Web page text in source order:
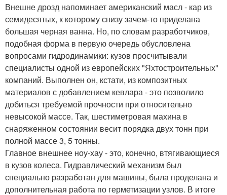
Внешне дрозд напоминает американский масл - кар из
семидесятых, к которому снизу зачем-то приделана
большая черная ванна. Но, по словам разработчиков,
подобная форма в первую очередь обусловлена
вопросами гидродинамики: кузов просчитывали
специалисты одной из европейских "Яхтостроительных"
компаний. Выполнен он, кстати, из композитных
материалов с добавлением кевлара - это позволило
добиться требуемой прочности при относительно
невысокой массе. Так, шестиметровая махина в
снаряженном состоянии весит порядка двух тонн при
полной массе 3, 5 тонны.
Главное внешнее ноу-хау - это, конечно, втягивающиеся
в кузов колеса. Гидравлический механизм был
специально разработан для машины, была проделана и
дополнительная работа по герметизации узлов. В итоге